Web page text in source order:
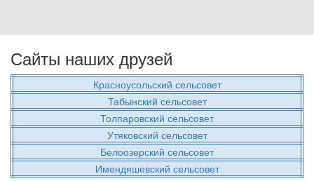
Сайты наших друзей
Красноусольский сельсовет
Табынский сельсовет
Толпаровский сельсовет
Утяковский сельсовет
Белоозерский сельсовет
Имендяшевский сельсовет